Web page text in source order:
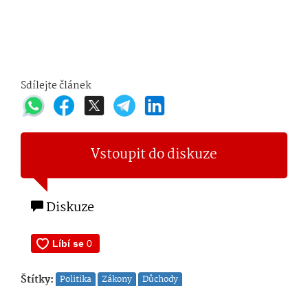
Sdílejte článek
Vstoupit do diskuze
Diskuze
Štítky: Politika Zákony Důchody